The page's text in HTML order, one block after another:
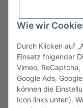
Vertrag
Wie wir
Durch Klicken auf
Einsatz folgender
Vimeo,
Google Ads,
können die
Icon links unten).